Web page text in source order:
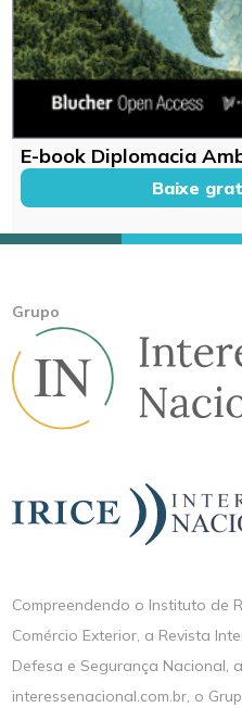
E-book Diplomacia
Baixe
Grupo
Compreendendo o Instituto de
Comércio Exterior, a Revista
Defesa e Segurança Nacional,
interessenacional.com.br, o